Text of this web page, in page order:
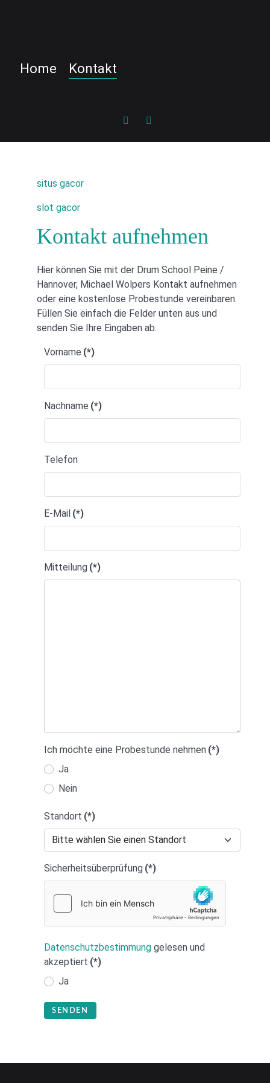
Home Kontakt
situs gacor
slot gacor
Kontakt aufnehmen
Hier können Sie mit der Drum School Peine /
Hannover, Michael Wolpers Kontakt aufnehmen
oder eine kostenlose Probestunde vereinbaren.
Füllen Sie einfach die Felder unten aus und
senden Sie Ihre Eingaben ab.
Vorname (*)
Nachname (*)
Telefon
E-Mail (*)
Mitteilung (*)
Ich möchte eine Probestunde nehmen (*)
Ja
Nein
Standort (*)
Sicherheitsüberprüfung (*)
Datenschutzbestimmung gelesen und
akzeptiert (*)
Ja
SENDEN